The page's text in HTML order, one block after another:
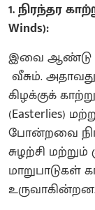
1. நிரந்தர
Winds):
இவை ஆண்டு
வீசும்.
கிழக்குக் காற்று
(Easterlies)
போன்றவை
சுழற்சி